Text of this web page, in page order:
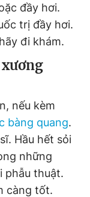
đầy hơi.
trị đầy hơi.
đi khám.
nếu kèm
bàng quang.
Hầu hết sỏi
những
phẫu thuật.
càng tốt.